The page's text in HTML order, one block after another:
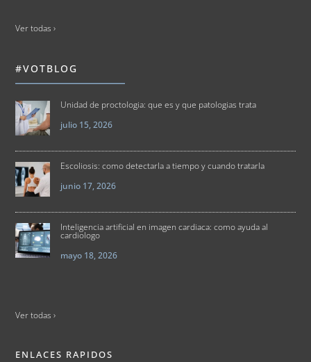
Ver todas ›
#VOTBLOG
Unidad de proctologia: que es y que patologias trata
julio 15, 2026
Escoliosis: como detectarla a tiempo y cuando tratarla
junio 17, 2026
Inteligencia artificial en imagen cardiaca: como ayuda al
cardiologo
mayo 18, 2026
Ver todas ›
ENLACES RAPIDOS